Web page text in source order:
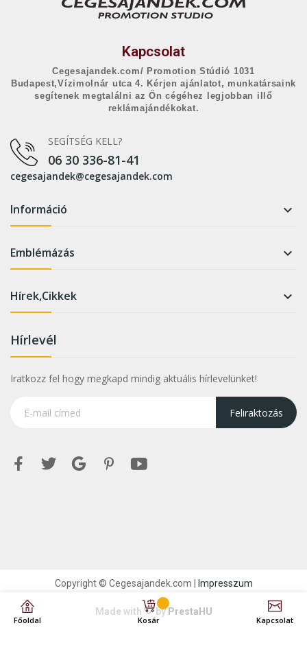
Főoldal Kosár Kapcsolat
Kapcsolat
Cegesajandek.com/ Promotion Stúdió 1031
Budapest,Vízimolnár utca 4. Kérjen ajánlatot, munkatársaink
segítenek megtalálni az Ön cégéhez legjobban illő
reklámajándékokat.
SEGÍTSÉG KELL?
06 30 336-81-41
cegesajandek@cegesajandek.com
Információ 
Emblémázás 
Hírek,Cikkek 
Hírlevél
Iratkozz fel hogy megkapd mindig aktuális hírlevelünket!
Feliraktozás
Copyright © Cegesajandek.com | Impresszum
Made with byPrestaHU